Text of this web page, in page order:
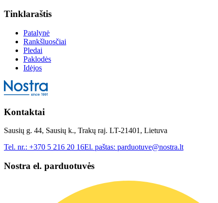
Tinklaraštis
Patalynė
Rankšluosčiai
Pledai
Paklodės
Idėjos
Kontaktai
Sausių g. 44, Sausių k., Trakų raj. LT-21401, Lietuva
Tel. nr.: +370 5 216 20 16El. paštas: parduotuve@nostra.lt
Nostra el. parduotuvės